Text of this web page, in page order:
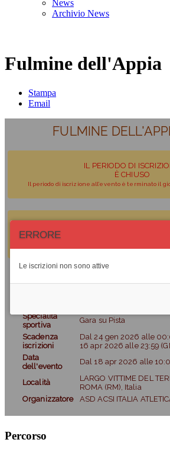
News
Archivio News
Fulmine dell'Appia
Stampa
Email
Percorso